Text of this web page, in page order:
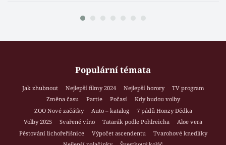
Populární témata
Jak zhubnout Nejlepší filmy 2024 Nejlepší horory
TV program
Změna času
Partie Počasí
Kdy budou volby
ZOO Nové začátky
Auto – katalog
7 pádů Honzy Dědka
Volby 2025
Svařené víno Tatarák podle Pohlreicha
Aloe vera
Pěstování lichořeřišnice
Výpočet ascendentu
Tvarohové knedlíky